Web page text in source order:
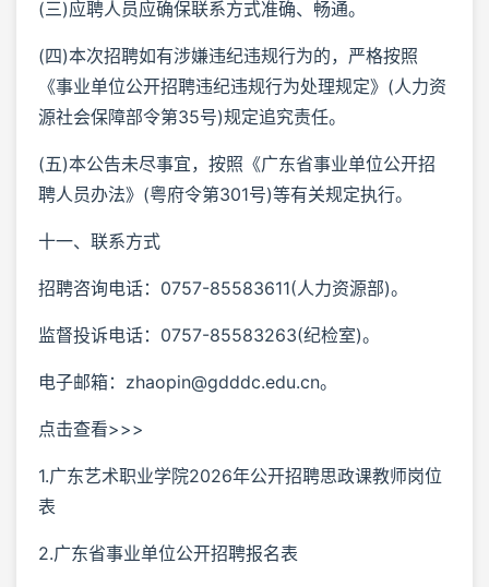
(三)应聘人员应确保联系方式准确、畅通。
(四)本次招聘如有涉嫌违纪违规行为的，严格按照
《事业单位公开招聘违纪违规行为处理规定》(人力资
源社会保障部令第35号)规定追究责任。
(五)本公告未尽事宜，按照《广东省事业单位公开招
聘人员办法》(粤府令第301号)等有关规定执行。
十一、联系方式
招聘咨询电话：0757-85583611(人力资源部)。
监督投诉电话：0757-85583263(纪检室)。
电子邮箱：zhaopin@gdddc.edu.cn。
点击查看>>>
1.广东艺术职业学院2026年公开招聘思政课教师岗位
表
2.广东省事业单位公开招聘报名表